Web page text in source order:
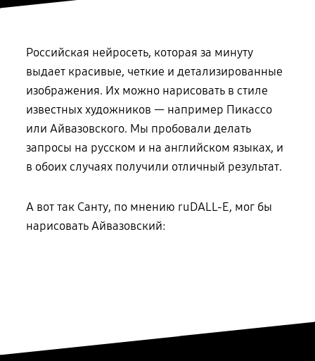
Российская нейросеть, которая за минуту
выдает красивые, четкие и детализированные
изображения. Их можно нарисовать в стиле
известных художников — например Пикассо
или Айвазовского. Мы пробовали делать
запросы на русском и на английском языках, и
в обоих случаях получили отличный результат.
А вот так Санту, по мнению ruDALL-E, мог бы
нарисовать Айвазовский: